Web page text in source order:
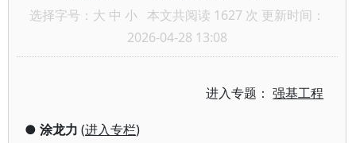
选择字号： 大 中 小 本文共阅读 1627 次 更新时间：
2026-04-28 13:08
进入专题：强基工程
● 涂龙力 (进入专栏)